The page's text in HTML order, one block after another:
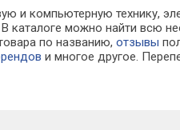
IP68, нет 3.5 мм,
fast charge,
175 г
защита
мм,
fast
и компьютерную технику,
В каталоге можно найти
по названию,отзывы
и многое другое.